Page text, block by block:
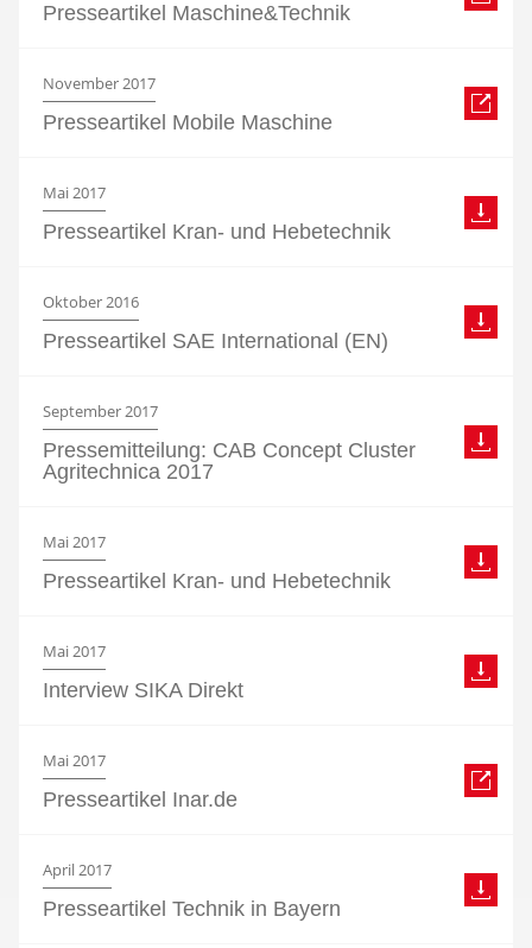
Presseartikel Maschine&Technik
November 2017
Presseartikel Mobile Maschine
Mai 2017
Presseartikel Kran- und Hebetechnik
Oktober 2016
Presseartikel SAE International (EN)
September 2017
Pressemitteilung: CAB Concept Cluster
Agritechnica 2017
Mai 2017
Presseartikel Kran- und Hebetechnik
Mai 2017
Interview SIKA Direkt
Mai 2017
Presseartikel Inar.de
April 2017
Presseartikel Technik in Bayern